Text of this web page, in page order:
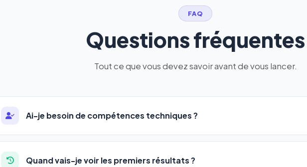
FAQ
Questions fréquentes
Tout ce que vous devez savoir avant de vous lancer.
Ai-je besoin de compétences techniques ?
Absolument pas. Notre logiciel a été conçu pour être accessible àtous les profils:
auto-entrepreneurs, PME ou agences. Pas de code, pas de configuration complexe —
Quand vais-je voir les premiers résultats ?